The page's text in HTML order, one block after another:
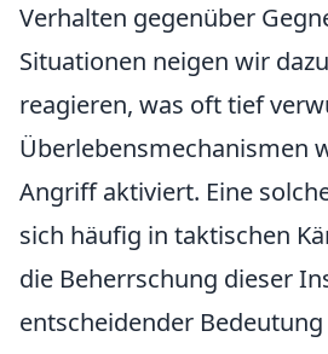
Verhalten gegenüber
Situationen neigen wir
reagieren, was oft tief
Überlebensmechanismen
Angriff aktiviert. Eine
sich häufig in taktischen
die Beherrschung dieser
entscheidender Bedeutung